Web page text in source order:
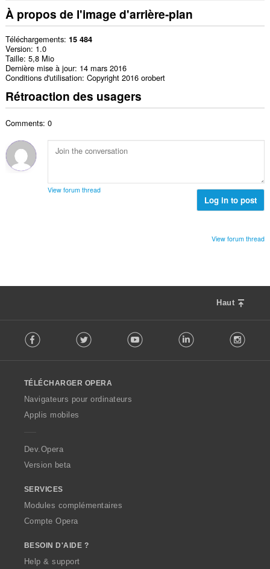
À propos de l'image d'arrière-plan
Téléchargements 15 484
Version 1.0
Taille 5,8 Mio
Dernière mise à jour 14 mars 2016
Conditions d'utilisation Copyright 2016 orobert
Rétroaction des usagers
Comments: 0
View forum thread
Log in to post
View forum thread
Haut
o
w
O
p
a
Facebook Twitter Youtube LinkedIn
TÉLÉCHARGER OPERA
Navigateurs pour ordinateurs
Applis mobiles
Dev.Opera
Version beta
SERVICES
Modules complémentaires
Compte Opera
BESOIN D'AIDE ?
Help & support